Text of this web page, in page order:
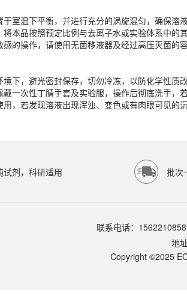
下，避光密封保存，切勿冷冻，以防化学性质
一次性丁腈手套及实验服，操作后彻底洗手，
存条件。一般生物科研试剂建议在2-8℃或-
规库存产品一般1-3个工作日内发货。如遇缺
室温下平衡，并进行充分的涡旋混匀，确保溶
本品按照预定比例与去离子水或实验体系中
的操作，请使用无菌移液器及经过高压灭菌的
下，避光密封保存，切勿冷冻，以防化学性质
一次性丁腈手套及实验服，操作后彻底洗手，
，若发现溶液出现浑浊、变色或有肉眼可见
试剂，科研适用 批次
联系电话：
地
Copyright ©2025